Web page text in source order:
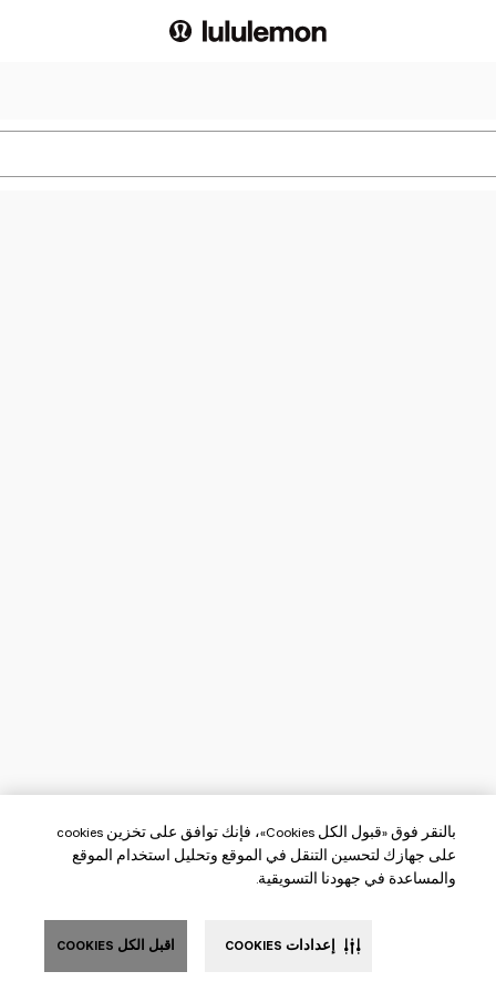
بالنقر فوق «قبول الكل Cookies»، فإنك توافق على تخزين cookies
على جهازك لتحسين التنقل في الموقع وتحليل استخدام الموقع
والمساعدة في جهودنا التسويقية.
اقبل الكل COOKIES إعدادات COOKIES